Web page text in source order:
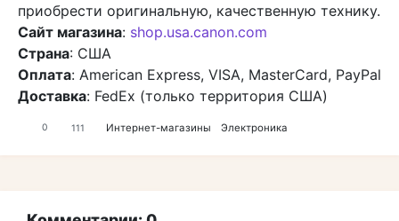
приобрести оригинальную, качественную технику.
Сайт магазина: shop.usa.canon.com
Страна: США
Оплата: American Express, VISA, MasterCard, PayPal
Доставка: FedEx (только территория США)
0 111 Интернет-магазины Электроника